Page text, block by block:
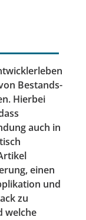
Bestands­
Hierbei
auch in
einen
und
zu
welche